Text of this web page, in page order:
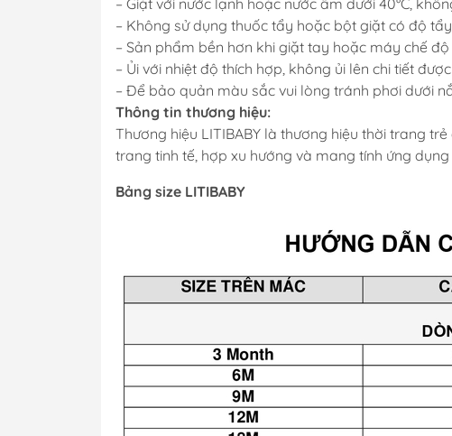
– Giặt với nước lạnh hoặc nước ấm dưới 40°C,
– Không sử dụng thuốc tẩy hoặc bột giặt có độ
– Sản phẩm bền hơn khi giặt tay hoặc máy chế độ
– Ủi với nhiệt độ thích hợp, không ủi lên chi tiết
– Để bảo quản màu sắc vui lòng tránh phơi dưới
Thông tin thương hiệu:
Thương hiệu LITIBABY là thương hiệu thời trang
trang tinh tế, hợp xu hướng và mang tính ứng
Bảng size LITIBABY